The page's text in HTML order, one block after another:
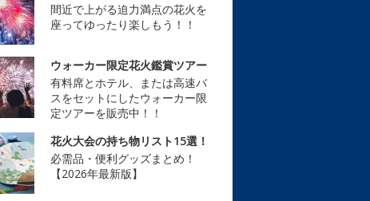
間近で上がる迫力満点の花火を
座ってゆったり楽しもう！！
ウォーカー限定花火鑑賞ツアー
有料席とホテル、または高速バ
スをセットにしたウォーカー限
定ツアーを販売中！！
花火大会の持ち物リスト15選！
必需品・便利グッズまとめ！
【2026年最新版】